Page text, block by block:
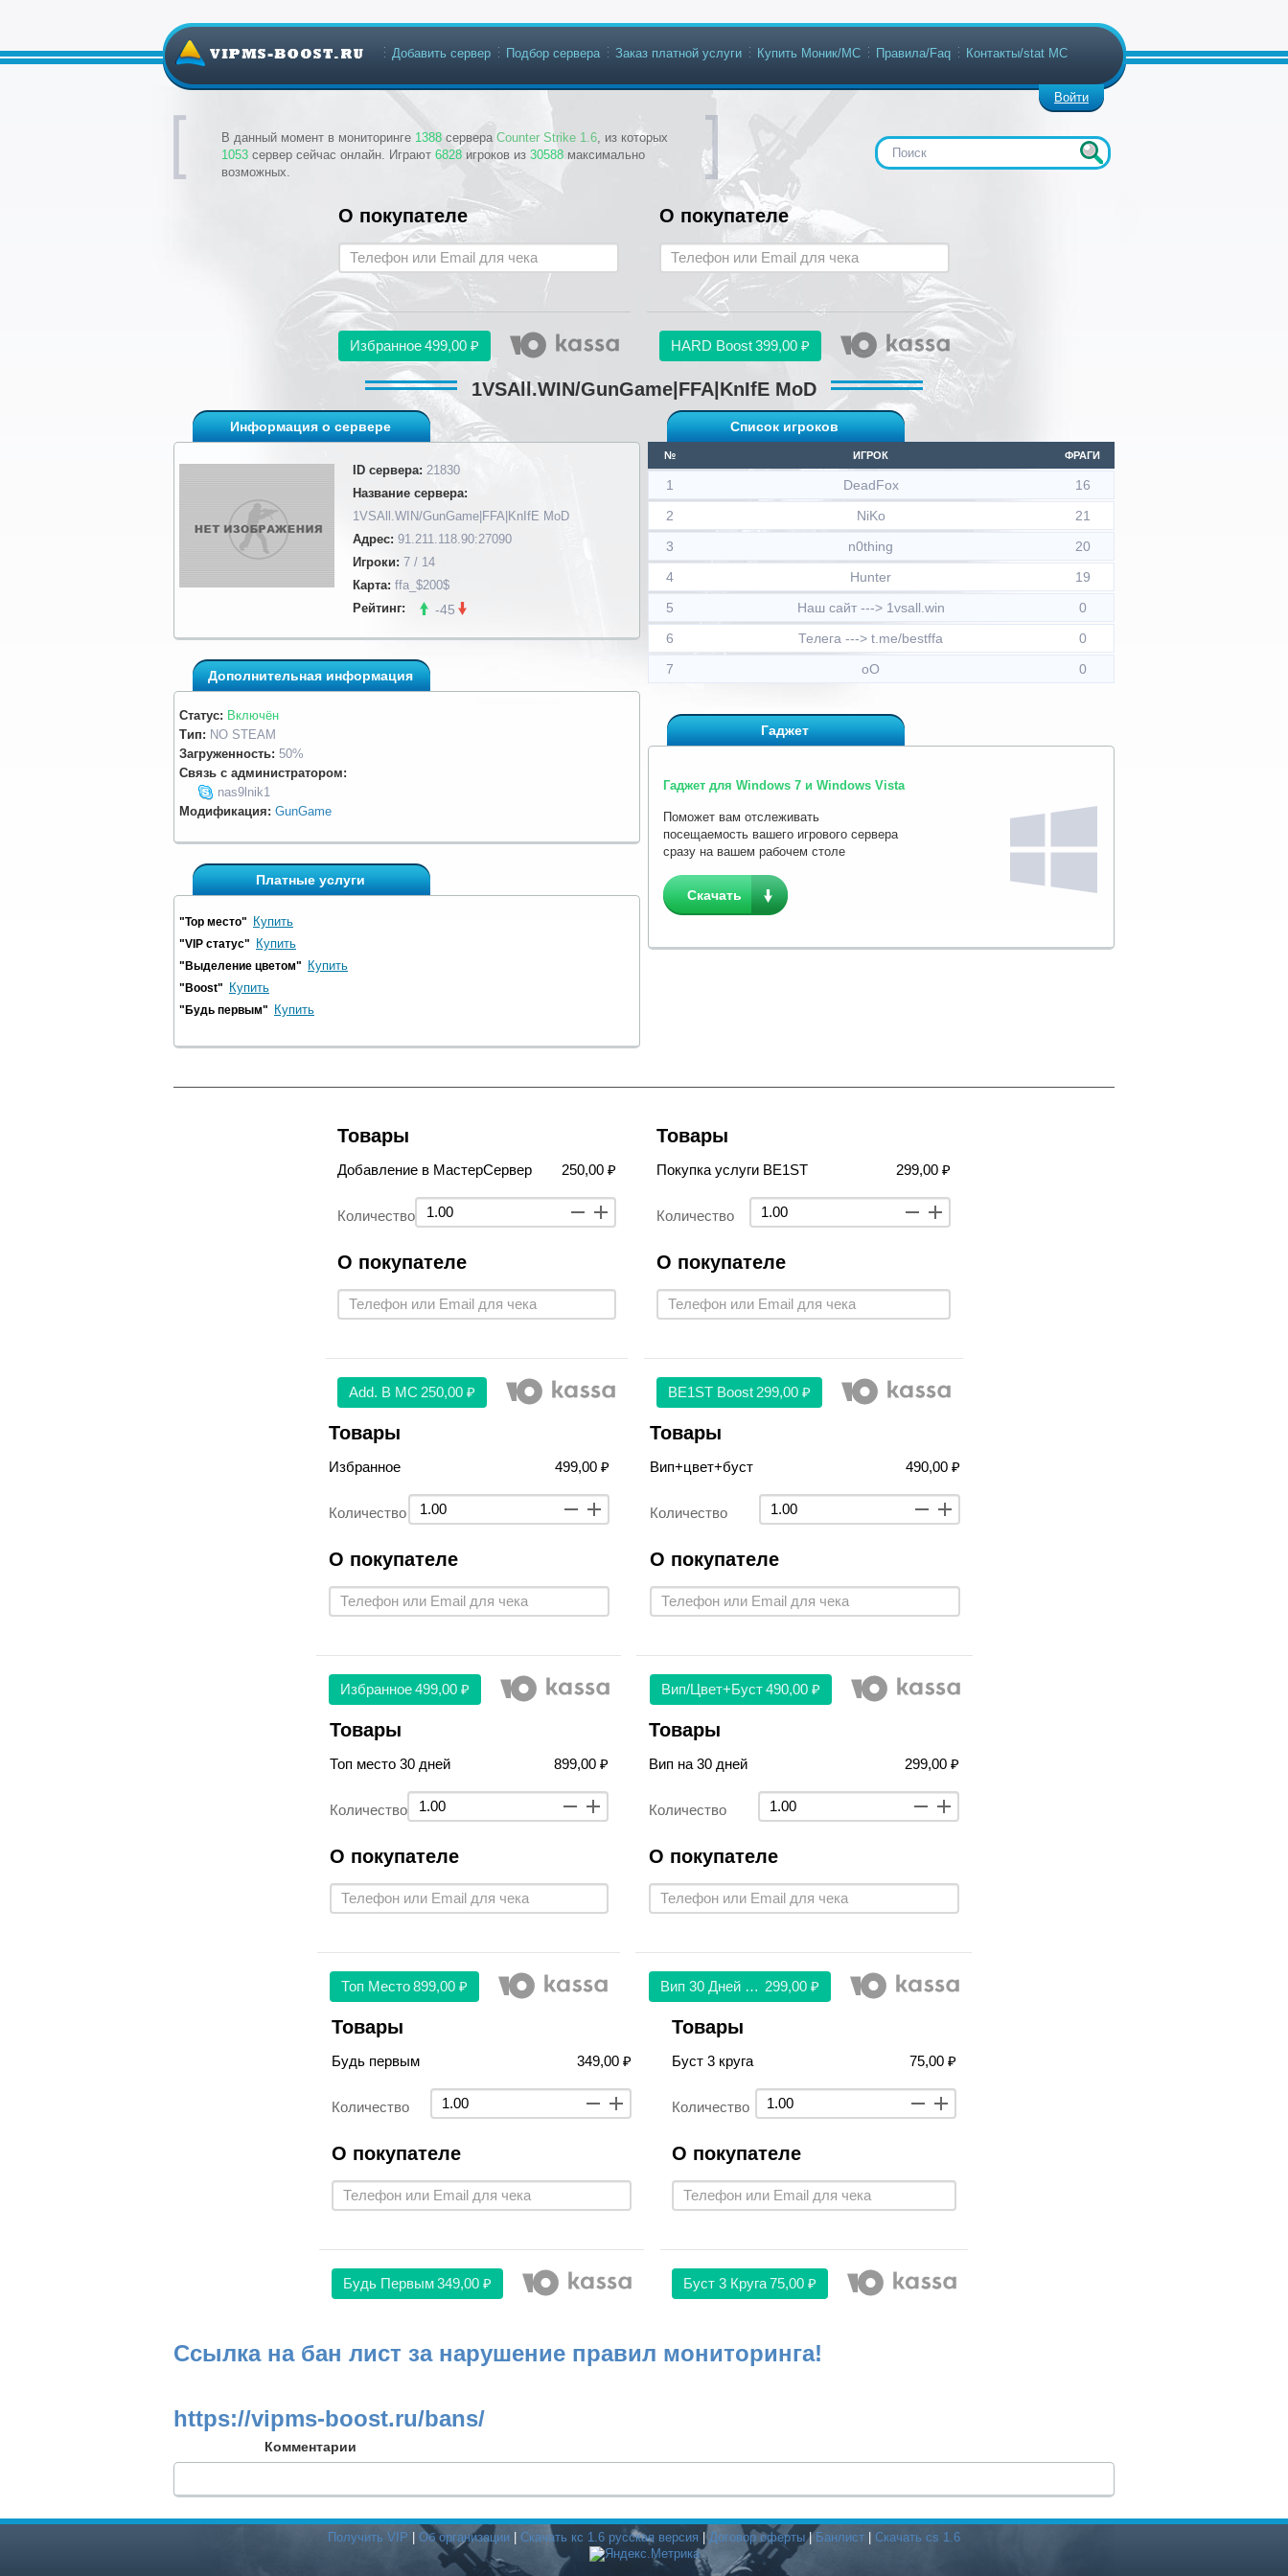
В данный момент в мониторинге 1388 сервера Counter Strike 1.6, из которых
1053 сервер сейчас онлайн. Играют 6828 игроков из 30588 максимально
возможных.
Войти
Добавить сервер Подбор сервера Заказ платной услуги Купить Моник/МС Правила/Faq Контакты/stat МС
О покупателе
Избранное499,00 ₽
О покупателе
HARD Boost399,00 ₽
1VSAll.WIN/GunGame|FFA|KnIfE MoD
Информация о сервере
ID сервера: 21830
Название сервера:
1VSAll.WIN/GunGame|FFA|KnIfE MoD
Адрес: 91.211.118.90:27090
Игроки: 7 / 14
Карта: ffa_$200$
Рейтинг:
-45
Дополнительная информация
Статус: Включён
Тип: NO STEAM
Загруженность: 50%
Связь с администратором:
nas9lnik1
Модификация: GunGame
Платные услуги
"Top место" Купить
"VIP статус" Купить
"Выделение цветом" Купить
"Boost" Купить
"Будь первым" Купить
Список игроков
№ ИГРОК ФРАГИ
1 DeadFox
16
2
NiKo
21
3
n0thing
20
4
Hunter
19
5
Наш сайт ---> 1vsall.win
0
6
Телега ---> t.me/bestffa
0
7
oO 0
Гаджет
Гаджет для Windows 7 и Windows Vista
Поможет вам отслеживать
посещаемость вашего игрового сервера
сразу на вашем рабочем столе
Скачать
Товары
Добавление в МастерСервер 250,00 ₽
Количество
О покупателе
Аdd. В МС 250,00 ₽
Товары
Покупка услуги BE1ST 299,00 ₽
Количество
О покупателе
BE1ST Boost 299,00 ₽
Товары
Избранное 499,00 ₽
Количество
О покупателе
Избранное 499,00 ₽
Товары
Вип+цвет+буст 490,00 ₽
Количество
О покупателе
Вип/цвет+буст 490,00 ₽
Товары
Топ место 30 дней 899,00 ₽
Количество
О покупателе
Топ Место 899,00 ₽
Товары
Вип на 30 дней 299,00 ₽
Количество
О покупателе
Вип 30 Дней 299299,00 ₽
Товары
Будь первым 349,00 ₽
Количество
О покупателе
Будь Первым349,00 ₽
Товары
Буст 3 круга 75,00 ₽
Количество
О покупателе
Буст 3 Круга75,00 ₽
Ссылка на бан лист за нарушение правил мониторинга!
https://vipms-boost.ru/bans/
Комментарии
Получить VIP Об организации Скачать кс 1.6 русская версия |Договор оферты| Банлист Скачать cs 1.6